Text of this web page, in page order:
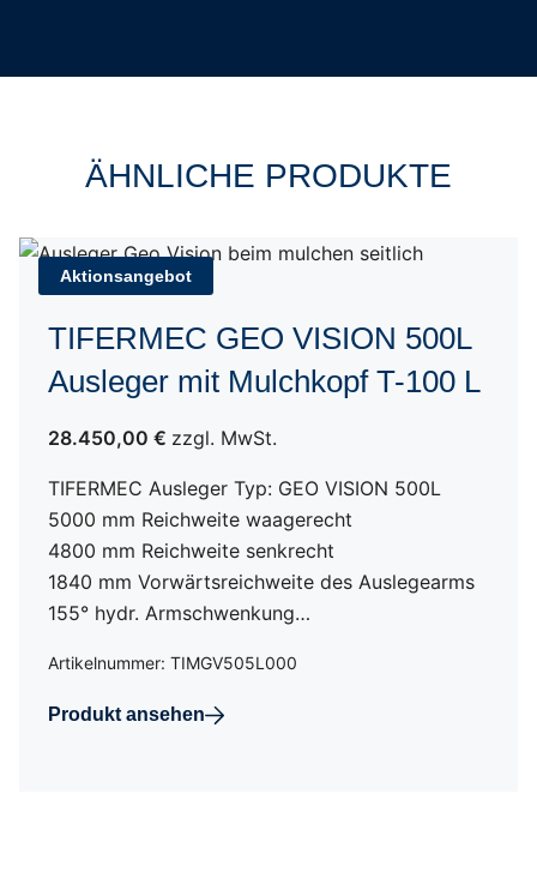
ÄHNLICHE PRODUKTE
Aktionsangebot
TIFERMEC GEO VISION 500L
Ausleger mit Mulchkopf T-100 L
28.450,00 € zzgl. MwSt.
TIFERMEC Ausleger Typ: GEO VISION 500L
5000 mm Reichweite waagerecht
4800 mm Reichweite senkrecht
1840 mm Vorwärtsreichweite des Auslegearms
155° hydr. Armschwenkung…
Artikelnummer: TIMGV505L000
Produkt ansehen